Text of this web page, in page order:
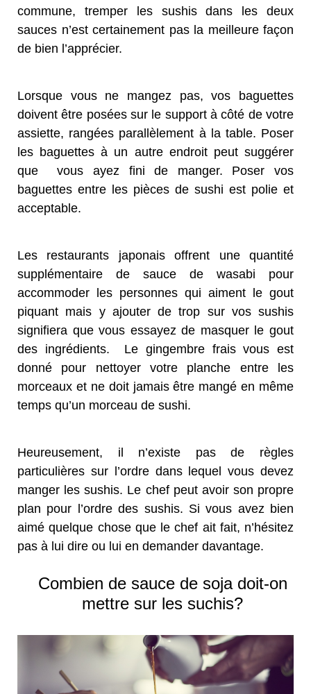
commune, tremper les sushis dans les deux
sauces n’est certainement pas la meilleure façon
de bien l’apprécier.
Lorsque vous ne mangez pas, vos baguettes
doivent être posées sur le support à côté de votre
assiette, rangées parallèlement à la table. Poser
les baguettes à un autre endroit peut suggérer
que vous ayez fini de manger. Poser vos
baguettes entre les pièces de sushi est polie et
acceptable.
Les restaurants japonais offrent une quantité
supplémentaire de sauce de wasabi pour
accommoder les personnes qui aiment le gout
piquant mais y ajouter de trop sur vos sushis
signifiera que vous essayez de masquer le gout
des ingrédients. Le gingembre frais vous est
donné pour nettoyer votre planche entre les
morceaux et ne doit jamais être mangé en même
temps qu’un morceau de sushi.
Heureusement, il n’existe pas de règles
particulières sur l’ordre dans lequel vous devez
manger les sushis. Le chef peut avoir son propre
plan pour l’ordre des sushis. Si vous avez bien
aimé quelque chose que le chef ait fait, n’hésitez
pas à lui dire ou lui en demander davantage.
Combien de sauce de soja doit-on
mettre sur les suchis?